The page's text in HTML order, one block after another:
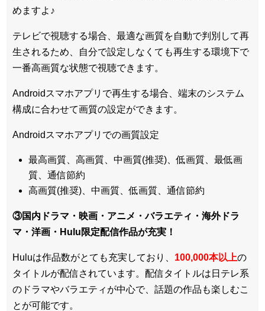
めますよ♪
テレビで視聴する場合、最適な画質を自動で判別して再
生されるため、
自分で設定しなくても再生する環境下で
一番高画質な状態で視聴できます。
Androidスマホアプリで再生する場合、端末のシステム
構成に合わせて画質の設定ができます。
Androidスマホアプリでの画質設定
最高画質、高画質、中画質(推奨)、低画質、最低画
質、通信節約
高画質(推奨)、中画質、低画質、通信節約
③国内ドラマ・映画・アニメ・バラエティ・ 海外ドラ
マ・洋画・Hulu限定配信作品が充実！
Huluは作品数がとても充実しており、 100,000本以上の
タイトルが配信されています。配信タイトルは 日テレ系
のドラマやバラエティが中心で、話題の作品も楽しむこ
とが可能です。